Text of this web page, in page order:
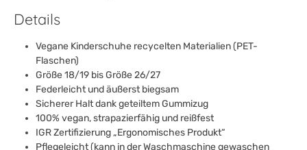
Details
Vegane Kinderschuhe recycelten Materialien (PET-
Flaschen)
Größe 18/19 bis Größe 26/27
Federleicht und äußerst biegsam
Sicherer Halt dank geteiltem Gummizug
100% vegan, strapazierfähig und reißfest
IGR Zertifizierung „Ergonomisches Produkt“
Pflegeleicht (kann in der Waschmaschine gewaschen